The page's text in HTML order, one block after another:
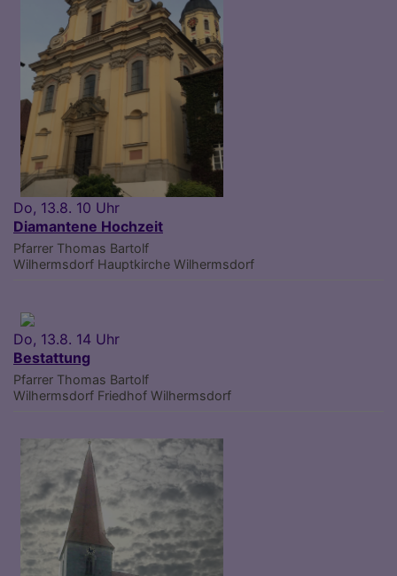
Do, 13.8. 10 Uhr
Diamantene Hochzeit
Pfarrer Thomas Bartolf
Wilhermsdorf Hauptkirche Wilhermsdorf
Do, 13.8. 14 Uhr
Bestattung
Pfarrer Thomas Bartolf
Wilhermsdorf Friedhof Wilhermsdorf